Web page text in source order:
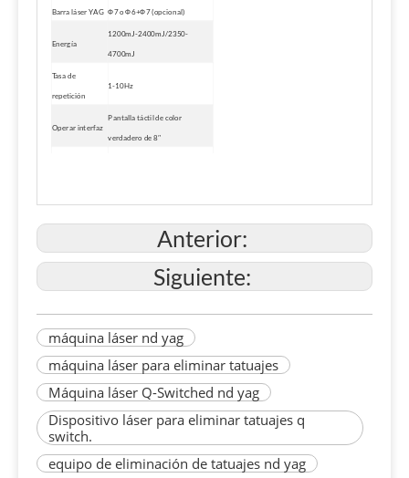
Barra láser YAG Φ7 o Φ6+Φ7 (opcional)
Energía
1200mJ-2400mJ/2350-
4700mJ
Tasa de
repetición
1-10Hz
Operar interfaz
Pantalla táctil de color
verdadero de 8″
alimentación
110 V CA o 230 V, 50/60 Hz
47*36*105 cm (largo x ancho x
Peso 35Kg
Anterior:
Siguiente:
máquina láser nd yag
máquina láser para eliminar tatuajes
Máquina láser Q-Switched nd yag
Dispositivo láser para eliminar tatuajes q
switch.
equipo de eliminación de tatuajes nd yag